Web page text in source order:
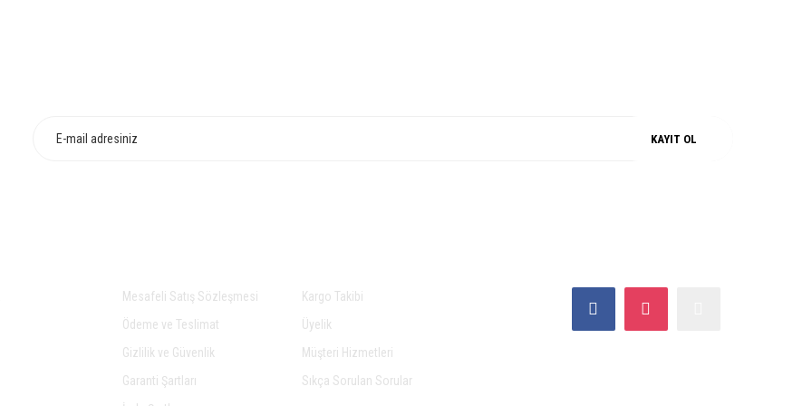
KAYIT OL
Mesafeli Satış Sözleşmesi
Ödeme ve Teslimat
Gizlilik ve Güvenlik
Garanti Şartları
Kargo Takibi
Üyelik
Müşteri Hizmetleri
Sıkça Sorulan Sorular